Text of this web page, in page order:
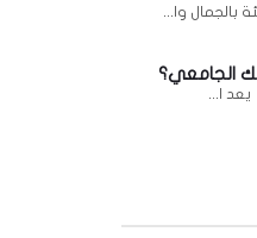
بالجمال وا...
الجامعي؟
ا...